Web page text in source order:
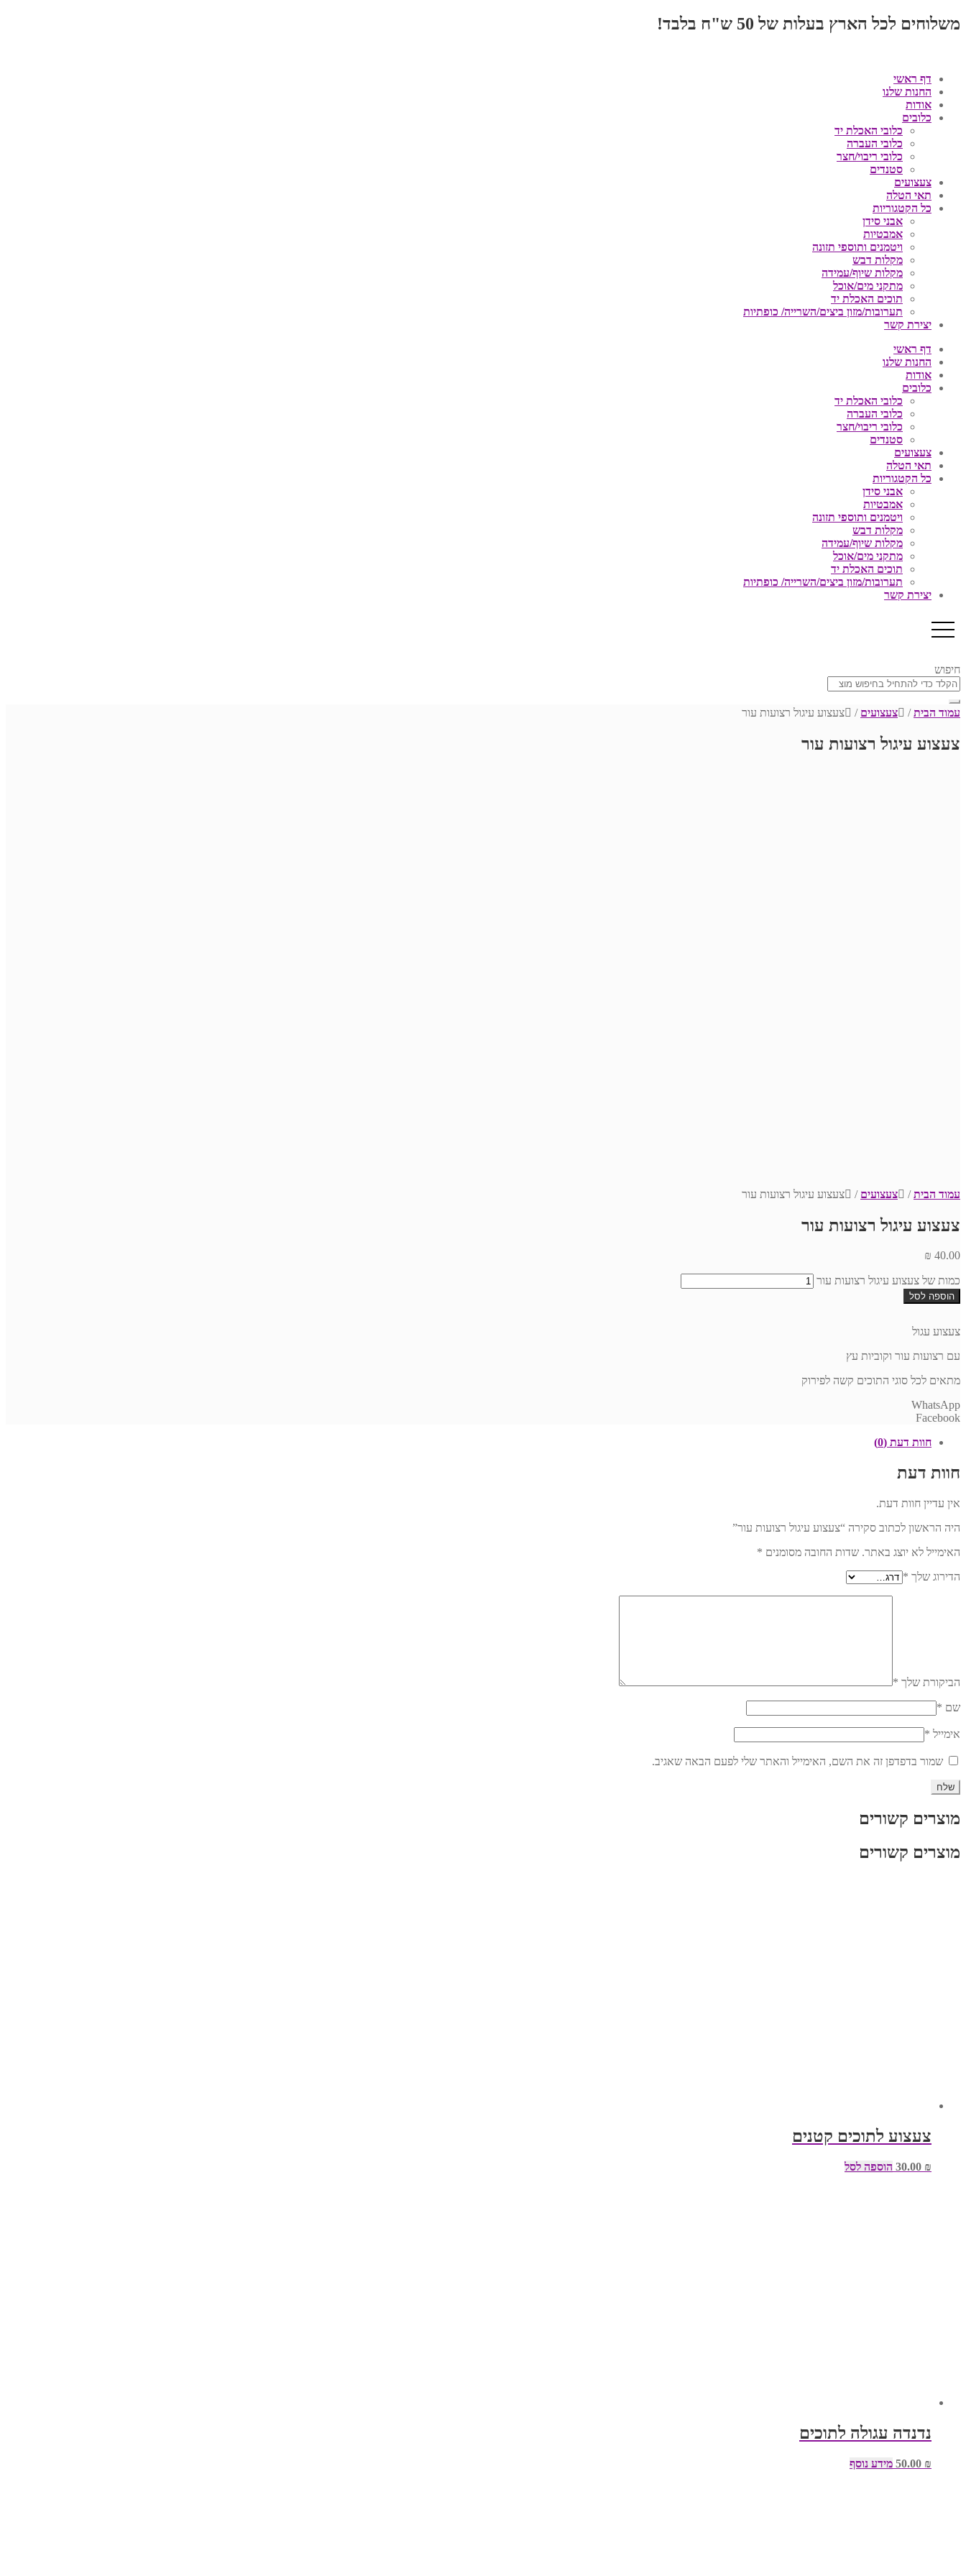
משלוחים לכל הארץ בעלות של 50 ש"ח בלבד!
דף ראשי
החנות שלנו
אודות
כלובים
כלובי האכלת יד
כלובי העברה
כלובי ריבוי/חצר
סטנדים
צעצועים
תאי הטלה
כל הקטגוריות
אבני סידן
אמבטיות
ויטמנים ותוספי תזונה
מקלות דבש
מקלות שיוף/עמידה
מתקני מים/אוכל
תוכים האכלת יד
תערובות/מזון ביצים/השרייה/ כופתיות
יצירת קשר
דף ראשי
החנות שלנו
אודות
כלובים
כלובי האכלת יד
כלובי העברה
כלובי ריבוי/חצר
סטנדים
צעצועים
תאי הטלה
כל הקטגוריות
אבני סידן
אמבטיות
ויטמנים ותוספי תזונה
מקלות דבש
מקלות שיוף/עמידה
מתקני מים/אוכל
תוכים האכלת יד
תערובות/מזון ביצים/השרייה/ כופתיות
יצירת קשר
חיפוש
עמוד הבית/ צעצועים / צעצוע עיגול רצועות עור
צעצוע עיגול רצועות עור
עמוד הבית/ צעצועים / צעצוע עיגול רצועות עור
צעצוע עיגול רצועות עור
₪ 40.00
כמות של צעצוע עיגול רצועות עור
הוספה לסל
צעצוע עגול
עם רצועות עור וקוביות עץ
מתאים לכל סוגי התוכים קשה לפירוק
WhatsApp
Facebook
חוות דעת (0)
חוות דעת
אין עדיין חוות דעת.
היה הראשון לכתוב סקירה “צעצוע עיגול רצועות עור”
האימייל לא יוצג באתר. שדות החובה מסומנים *
הדירוג שלך *
הביקורת שלך *
שם *
אימייל *
שמור בדפדפן זה את השם, האימייל והאתר שלי לפעם הבאה שאגיב.
מוצרים קשורים
מוצרים קשורים
צעצוע לתוכים קטנים
₪ הוספה לסל
נדנדה עגולה לתוכים
₪ מידע נוסף